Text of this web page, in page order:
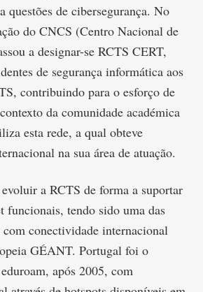
questões de cibersegurança. No
do CNCS (Centro Nacional de
a designar-se RCTS CERT,
de segurança informática aos
contribuindo para o esforço de
da comunidade académica
esta rede, a qual obteve
na sua área de atuação.
a RCTS de forma a suportar
funcionais, tendo sido uma das
conectividade internacional
GÉANT. Portugal foi o
após 2005, com